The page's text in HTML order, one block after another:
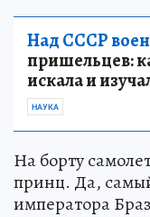
Над СССР
пришельцев:
искала и
НАУКА
На борту
принц. Да,
императора